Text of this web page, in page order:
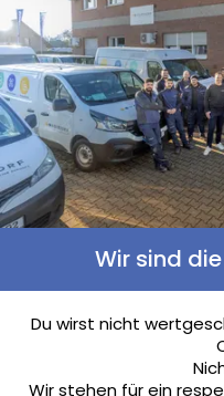
Wir sind die
Du wirst nicht
Wir stehen für ein